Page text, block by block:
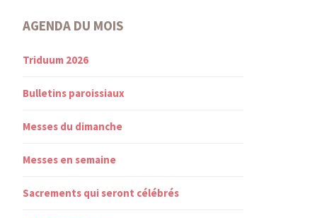
AGENDA DU MOIS
Triduum 2026
Bulletins paroissiaux
Messes du dimanche
Messes en semaine
Sacrements qui seront célébrés